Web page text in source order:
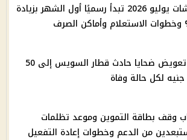
معاشات يوليو 2026 تبدأ رسميًا أول الشهر بزيادة
رفع تعويض ضحايا حادث قطار السويس إلى 50
لكل حالة وفاة
وقف بطاقة التموين وموعد تظلمات
من الدعم وخطوات إعادة التفعيل